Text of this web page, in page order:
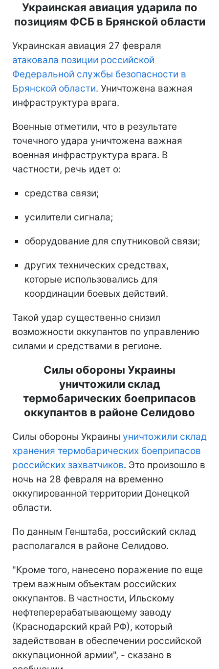
Украинская авиация ударила по
позициям ФСБ в Брянской области
Украинская авиация 27 февраля
атаковала позиции российской
Федеральной службы безопасности в
Брянской области. Уничтожена важная
инфраструктура врага.
Военные отметили, что в результате
точечного удара уничтожена важная
военная инфраструктура врага. В
частности, речь идет о:
средства связи;
усилители сигнала;
оборудование для спутниковой связи;
других технических средствах,
которые использовались для
координации боевых действий.
Такой удар существенно снизил
возможности оккупантов по управлению
силами и средствами в регионе.
Силы обороны Украины
уничтожили склад
термобарических боеприпасов
оккупантов в районе Селидово
Силы обороны Украины уничтожили склад
хранения термобарических боеприпасов
российских захватчиков. Это произошло в
ночь на 28 февраля на временно
оккупированной территории Донецкой
области.
По данным Генштаба, российский склад
располагался в районе Селидово.
"Кроме того, нанесено поражение по еще
трем важным объектам российских
оккупантов. В частности, Ильскому
нефтеперерабатывающему заводу
(Краснодарский край РФ), который
задействован в обеспечении российской
оккупационной армии", - сказано в